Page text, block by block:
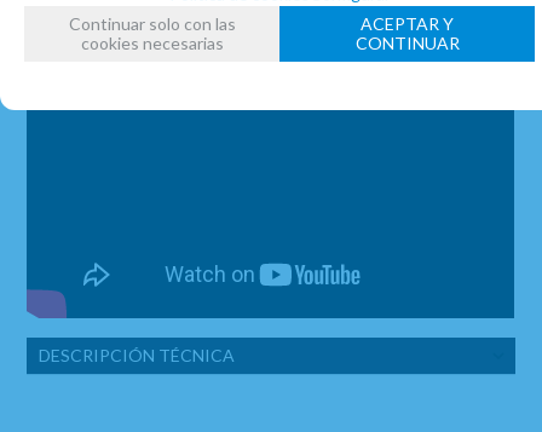
DESCRIPCIÓN TÉCNICA
Continuar solo con las
cookies necesarias
ACEPTAR Y
CONTINUAR